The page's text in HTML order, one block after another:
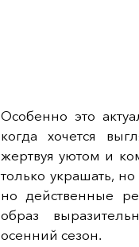
Особенно это
когда хочется
жертвуя уютом и
только украшать,
но действенные
образ
осенний сезон.